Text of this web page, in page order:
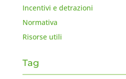
Incentivi e detrazioni
Normativa
Risorse utili
Tag